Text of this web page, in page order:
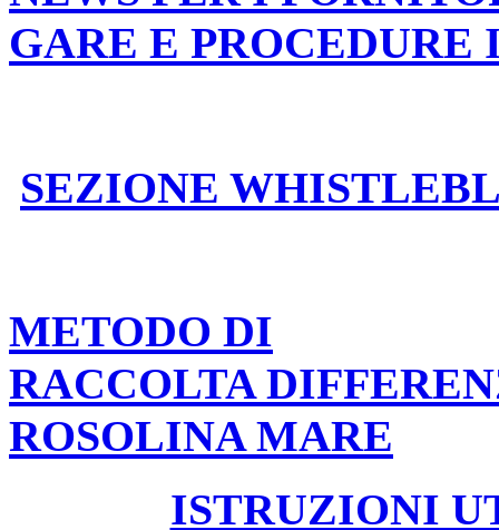
GARE E PROCEDURE
SEZIONE
METODO DI
RACCOLTA
ROSOLINA MARE
ISTRUZIONI